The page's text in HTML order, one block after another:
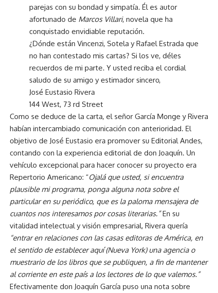
parejas con su bondad y simpatía. Él es autor
afortunado de Marcos Villari, novela que ha
conquistado envidiable reputación.
¿Dónde están Vincenzi, Sotela y Rafael Estrada que
no han contestado mis cartas? Si los ve, déles
recuerdos de mi parte. Y usted reciba el cordial
saludo de su amigo y estimador sincero,
José Eustasio Rivera
144 West, 73 rd Street
Como se deduce de la carta, el señor García Monge y Rivera
habían intercambiado comunicación con anterioridad. El
objetivo de José Eustasio era promover su Editorial Andes,
contando con la experiencia editorial de don Joaquín. Un
vehículo excepcional para hacer conocer su proyecto era
Repertorio Americano: “Ojalá que usted, si encuentra
plausible mi programa, ponga alguna nota sobre el
particular en su periódico, que es la paloma mensajera de
cuantos nos interesamos por cosas literarias.”En su
vitalidad intelectual y visión empresarial, Rivera quería
“entrar en relaciones con las casas editoras de América, en
el sentido de establecer aquí (Nueva York) una agencia o
muestrario de los libros que se publiquen, a fin de mantener
al corriente en este país a los lectores de lo que valemos.”
Efectivamente don Joaquín García puso una nota sobre